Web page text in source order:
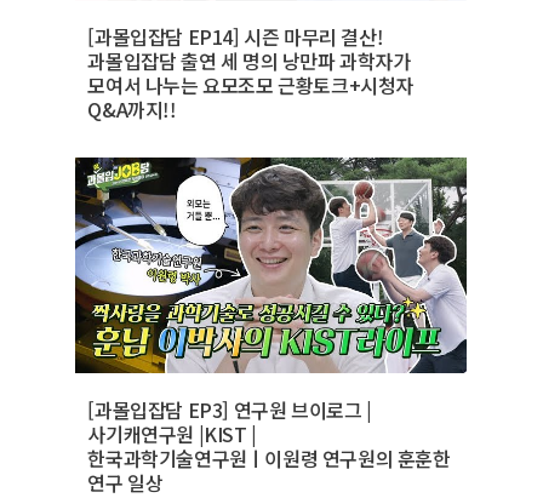
[과몰입잡담 EP14] 시즌 마무리 결산!
과몰입잡담 출연 세 명의 낭만파 과학자가
모여서 나누는 요모조모 근황토크+시청자
Q&A까지!!
[과몰입잡담 EP3] 연구원 브이로그 |
사기캐연구원 |KIST |
한국과학기술연구원ㅣ이원령 연구원의 훈훈한
연구 일상